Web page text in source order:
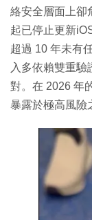
絡安全層面上卻
起已停止更新
超過 10 年未有
入多依賴雙重
對。在 2026 年
暴露於極高風險